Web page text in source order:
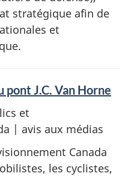
stratégique afin de
et
J.C. Van Horne
et
| avis aux médias
Canada
les cyclistes,